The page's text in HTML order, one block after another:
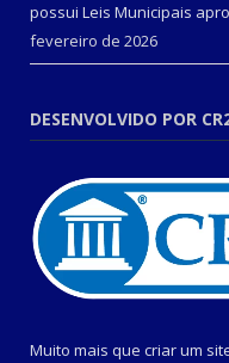
possui Leis Municipais
fevereiro de 2026
DESENVOLVIDO POR
Muito mais que criar um